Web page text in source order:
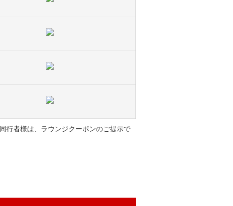
行者様は、ラウンジクーポンのご提示で